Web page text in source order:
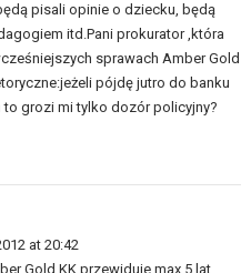
pisali opinie o dziecku, będą
itd.Pani prokurator ,która
sprawach Amber Gold
pójdę jutro do banku
grozi mi tylko dozór policyjny?
at 20:42
Gold KK przewiduje max 5 lat…